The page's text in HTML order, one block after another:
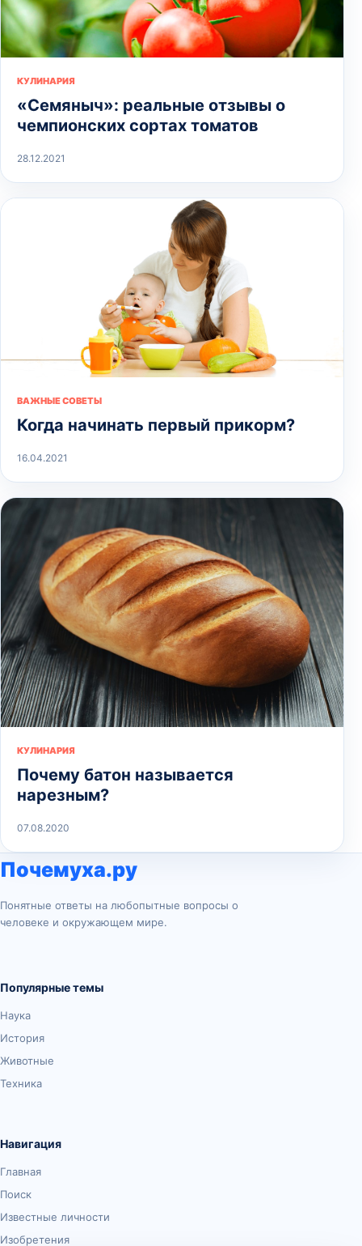
КУЛИНАРИЯ
«Семяныч»: реальные отзывы о
чемпионских сортах томатов
28.12.2021
ВАЖНЫЕ СОВЕТЫ
Когда начинать первый прикорм?
16.04.2021
КУЛИНАРИЯ
Почему батон называется
нарезным?
07.08.2020
Почемуха.ру
Понятные ответы на любопытные вопросы о
человеке и окружающем мире.
Популярные темы
Наука
История
Животные
Техника
Навигация
Главная
Поиск
Известные личности
Изобретения